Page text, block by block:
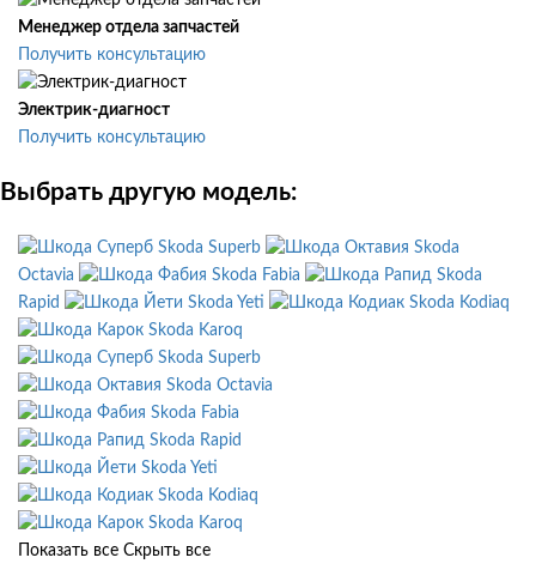
Менеджер отдела запчастей
Получить консультацию
Электрик-диагност
Получить консультацию
Выбрать другую модель:
Skoda Superb
Skoda
Octavia
Skoda Fabia
Skoda
Rapid
Skoda Yeti
Skoda Kodiaq
Skoda Karoq
Skoda Superb
Skoda Octavia
Skoda Fabia
Skoda Rapid
Skoda Yeti
Skoda Kodiaq
Skoda Karoq
Показать все Скрыть все